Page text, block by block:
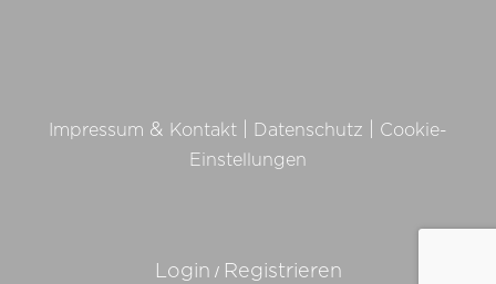
Impressum & Kontakt Datenschutz
Cookie-
Einstellungen
Login / Registrieren